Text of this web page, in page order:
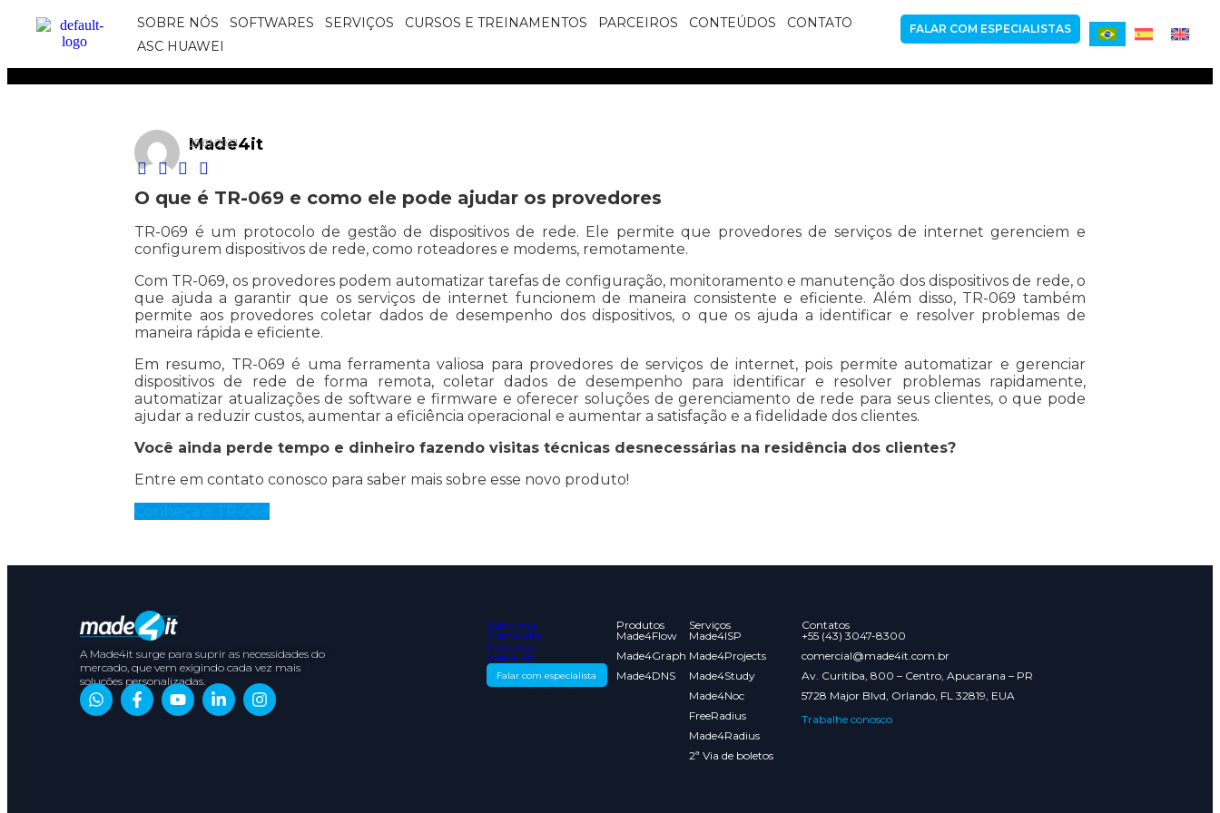
SOBRE NÓS SOFTWARES SERVIÇOS CURSOS E TREINAMENTOS PARCEIROS CONTEÚDOS
CONTATO
ASC HUAWEI
FALAR COM ESPECIALISTAS
Made4it
25/01/2023
O que é TR-069 e como ele pode ajudar os provedores
TR-069 é um protocolo de gestão de dispositivos de rede. Ele permite que provedores de serviços de internet gerenciem e
configurem dispositivos de rede, como roteadores e modems, remotamente.
Com TR-069, os provedores podem automatizar tarefas de configuração, monitoramento e manutenção dos dispositivos de rede, o
que ajuda a garantir que os serviços de internet funcionem de maneira consistente e eficiente. Além disso, TR-069 também
permite aos provedores coletar dados de desempenho dos dispositivos, o que os ajuda a identificar e resolver problemas de
maneira rápida e eficiente.
Em resumo, TR-069 é uma ferramenta valiosa para provedores de serviços de internet, pois permite automatizar e gerenciar
dispositivos de rede de forma remota, coletar dados de desempenho para identificar e resolver problemas rapidamente,
automatizar atualizações de software e firmware e oferecer soluções de gerenciamento de rede para seus clientes, o que pode
ajudar a reduzir custos, aumentar a eficiência operacional e aumentar a satisfação e a fidelidade dos clientes.
Você ainda perde tempo e dinheiro fazendo visitas técnicas desnecessárias na residência dos clientes?
Entre em contato conosco para saber mais sobre esse novo produto!
Conheça o TR-069
A Made4it surge para suprir as necessidades do
mercado, que vem exigindo cada vez mais
soluções personalizadas.
Sobre nós
Conteúdos
Parceiros
Media Kit
Falar com especialista
Produtos
Made4Flow
Made4Graph
Made4DNS
Serviços
Made4ISP
Made4Projects
Made4Study
Made4Noc
FreeRadius
Made4Radius
2ª Via de boletos
Contatos
+55 (43) 3047-8300
comercial@made4it.com.br
Av. Curitiba, 800 – Centro, Apucarana – PR
5728 Major Blvd, Orlando, FL 32819, EUA
Trabalhe conosco